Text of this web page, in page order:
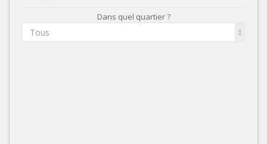
Dans quel quartier ?
Tous